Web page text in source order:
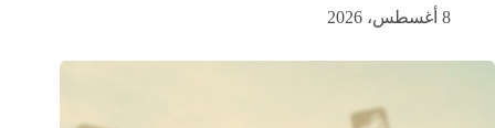
8 أغسطس، 2026